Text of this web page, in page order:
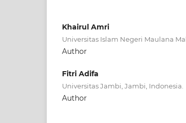
Khairul Amri
Universitas Islam Negeri Maulana
Author
Fitri Adifa
Universitas Jambi, Jambi, Indonesia.
Author